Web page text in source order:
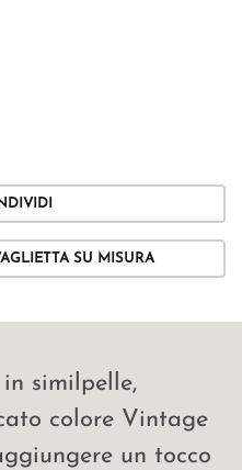
SU MISURA
similpelle,
colore Vintage
un tocco